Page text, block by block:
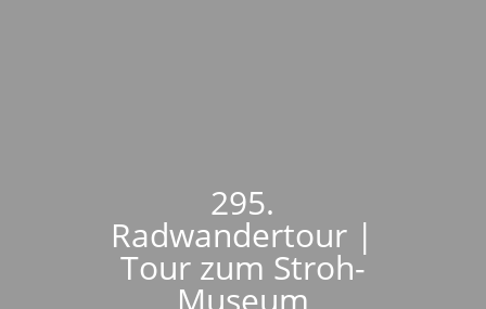
295.
Radwandertour |
Tour zum Stroh-
Museum